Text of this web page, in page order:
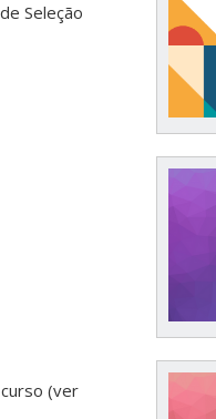
Seleção
(ver